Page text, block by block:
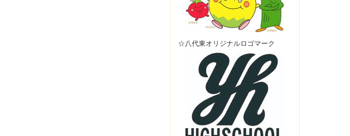
☆八代東オリジナルロゴマーク